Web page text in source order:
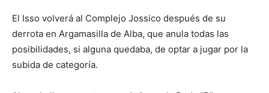
El Isso volverá al Complejo Jossico después de su
derrota en Argamasilla de Alba, que anula todas las
posibilidades, si alguna quedaba, de optar a jugar por la
subida de categoría.